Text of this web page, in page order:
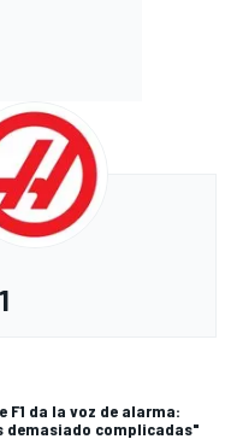
F1 da la voz de alarma:
demasiado complicadas"